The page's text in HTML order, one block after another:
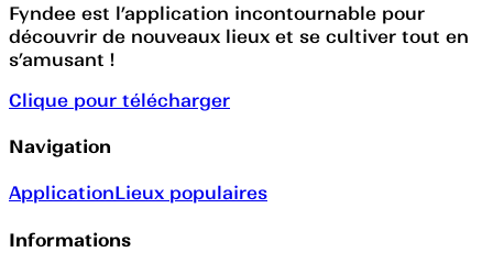
Fyndee est l’application incontournable pour
découvrir de nouveaux lieux et se cultiver tout en
s’amusant !
Clique pour télécharger
Navigation
ApplicationLieux populaires
Informations